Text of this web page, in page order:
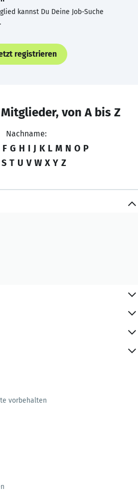
kannst Du Deine Job-Suche
registrieren
Mitglieder, von A bis Z
Nachname:
F G H I J K L M N O P
S T U V W X Y Z
vorbehalten